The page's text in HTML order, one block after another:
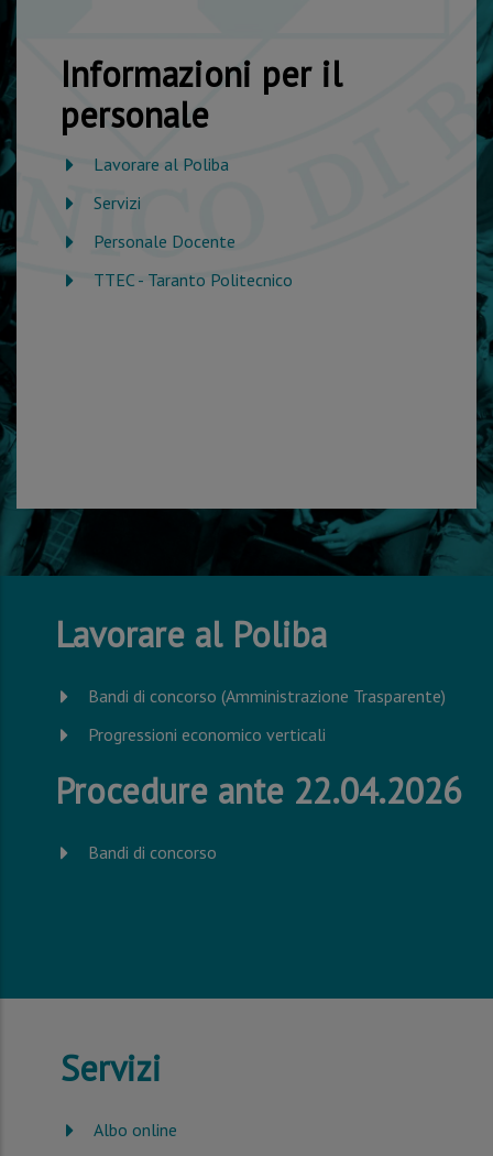
Informazioni per il
personale
Lavorare al Poliba
Servizi
Personale Docente
TTEC - Taranto Politecnico
Lavorare al Poliba
Bandi di concorso (Amministrazione Trasparente)
Progressioni economico verticali
Procedure ante 22.04.2026
Bandi di concorso
Servizi
Albo online